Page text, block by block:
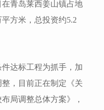
青岛莱西姜山镇占地
方米，总投资约5.2
达标工程为抓手，加
，目前正在制定《关
局调整总体方案》，